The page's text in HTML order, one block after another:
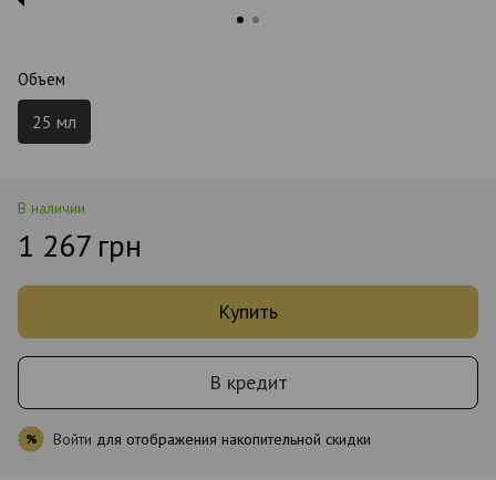
Объем
25 мл
В наличии
1 267 грн
Купить
В кредит
% Войти для отображения накопительной скидки